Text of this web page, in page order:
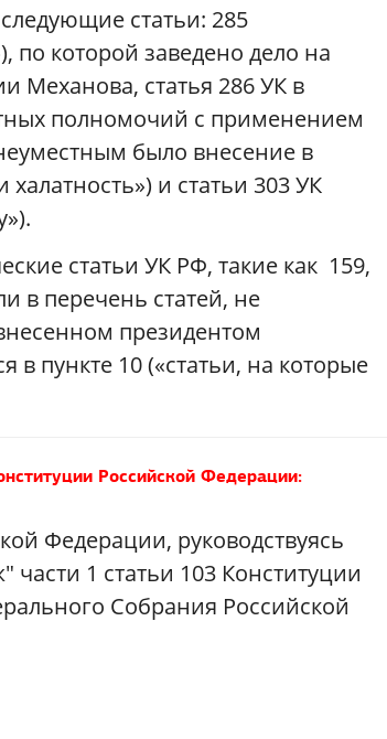
статьи: 285
которой заведено дело на
Механова, статья 286 УК в
полномочий с применением
было внесение в
и статьи 303 УК
статьи УК РФ, такие как 159,
в перечень статей, не
президентом
пункте 10 («статьи, на которые
Российской Федерации:
Федерации, руководствуясь
1 статьи 103 Конституции
Собрания Российской